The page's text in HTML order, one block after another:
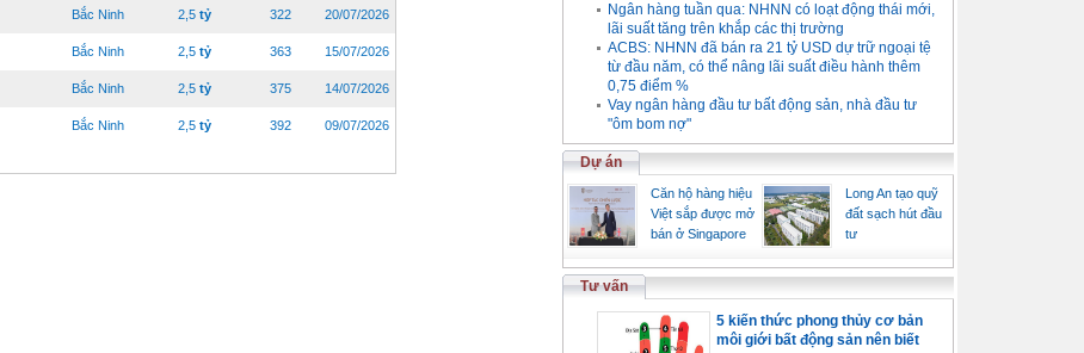
Bắc Ninh 2,5 tỷ 322 20/07/2026
Bắc Ninh 2,5 tỷ 363 15/07/2026
Bắc Ninh 2,5 tỷ 375 14/07/2026
Bắc Ninh 2,5 tỷ 392 09/07/2026
Ngân hàng tuần qua: NHNN có loạt động thái mới,
lãi suất tăng trên khắp các thị trường
ACBS: NHNN đã bán ra 21 tỷ USD dự trữ ngoại tệ
từ đầu năm, có thể nâng lãi suất điều hành thêm
0,75 điểm %
Vay ngân hàng đầu tư bất động sản, nhà đầu tư
"ôm bom nợ"
Dự án
Căn hộ hàng hiệu
Việt sắp được mở
bán ở Singapore
Long An tạo quỹ
đất sạch hút đầu
tư
Tư vấn
5 kiến thức phong thủy cơ bản
môi giới bất động sản nên biết